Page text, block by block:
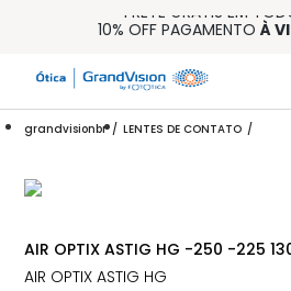
FRETE GRÁTIS EM
10% OFF PAGAMENTO À
15% OFF NA PRIMEIRA COMPRA
32% OFF NO COMBO -
grandvisionbr LENTES DE CONTATO
AIR OPTIX ASTIG HG -250 -225
AIR OPTIX ASTIG HG